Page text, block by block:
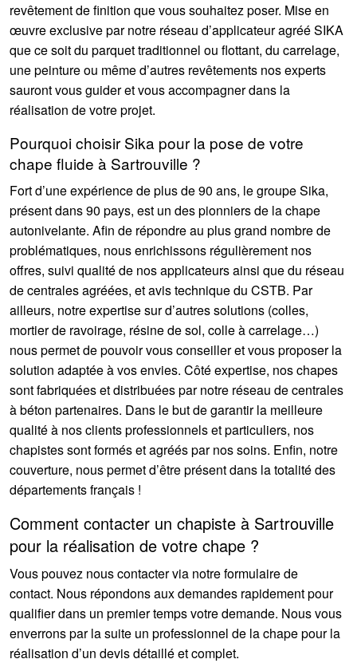
revêtement de finition que vous souhaitez poser. Mise en
œuvre exclusive par notre réseau d’applicateur agréé SIKA
que ce soit du parquet traditionnel ou flottant, du carrelage,
une peinture ou même d’autres revêtements nos experts
sauront vous guider et vous accompagner dans la
réalisation de votre projet.
Pourquoi choisir Sika pour la pose de votre
chape fluide à Sartrouville ?
Fort d’une expérience de plus de 90 ans, le groupe Sika,
présent dans 90 pays, est un des pionniers de la chape
autonivelante. Afin de répondre au plus grand nombre de
problématiques, nous enrichissons régulièrement nos
offres, suivi qualité de nos applicateurs ainsi que du réseau
de centrales agréées, et avis technique du CSTB. Par
ailleurs, notre expertise sur d’autres solutions (colles,
mortier de ravoirage, résine de sol, colle à carrelage…)
nous permet de pouvoir vous conseiller et vous proposer la
solution adaptée à vos envies. Côté expertise, nos chapes
sont fabriquées et distribuées par notre réseau de centrales
à béton partenaires. Dans le but de garantir la meilleure
qualité à nos clients professionnels et particuliers, nos
chapistes sont formés et agréés par nos soins. Enfin, notre
couverture, nous permet d’être présent dans la totalité des
départements français !
Comment contacter un chapiste à Sartrouville
pour la réalisation de votre chape ?
Vous pouvez nous contacter via notre formulaire de
contact. Nous répondons aux demandes rapidement pour
qualifier dans un premier temps votre demande. Nous vous
enverrons par la suite un professionnel de la chape pour la
réalisation d’un devis détaillé et complet.